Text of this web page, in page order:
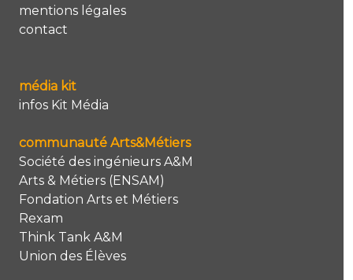
mentions légales
contact
média kit
infos Kit Média
communauté Arts&Métiers
Société des ingénieurs A&M
Arts & Métiers (ENSAM)
Fondation Arts et Métiers
Rexam
Think Tank A&M
Union des Élèves